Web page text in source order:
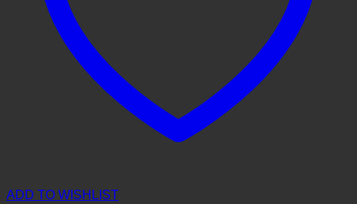
ADD TO WISHLIST